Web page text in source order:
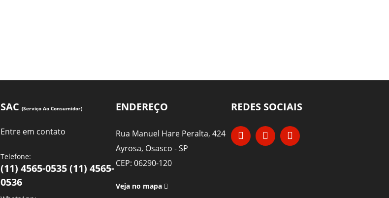
SAC (Serviço Ao Consumidor)
Entre em contato
Telefone:
(11) 4565-0535 (11) 4565-
0536
ENDEREÇO
Rua Manuel Hare Peralta, 424
Ayrosa, Osasco - SP
CEP: 06290-120
Veja no mapa
REDES SOCIAIS